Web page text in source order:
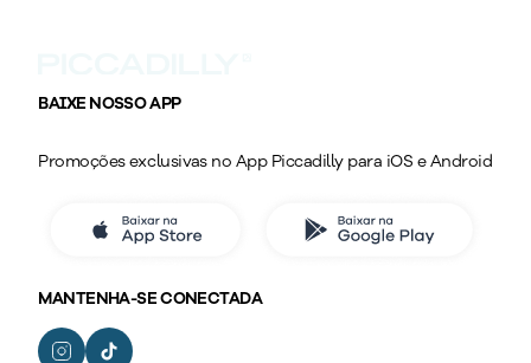
BAIXE NOSSO APP
Promoções exclusivas no App Piccadilly para iOS e Android
MANTENHA-SE CONECTADA